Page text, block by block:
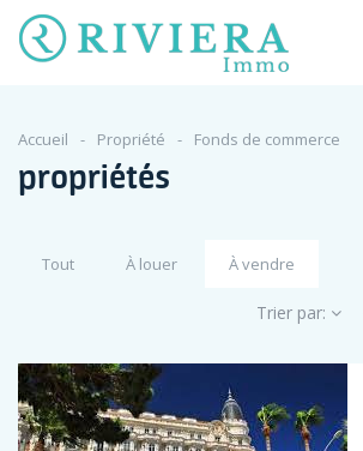
Accueil Propriété Fonds de commerce
propriétés
Tout À louer À vendre
Trier par: